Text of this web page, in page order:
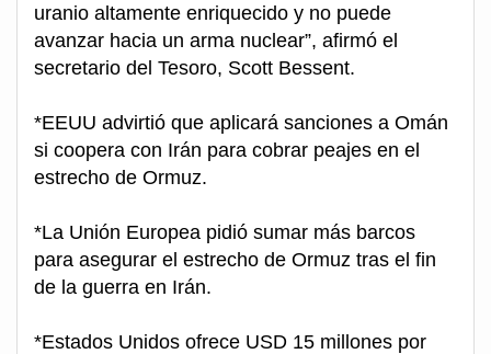
uranio altamente enriquecido y no puede
avanzar hacia un arma nuclear”, afirmó el
secretario del Tesoro, Scott Bessent.
*EEUU advirtió que aplicará sanciones a Omán
si coopera con Irán para cobrar peajes en el
estrecho de Ormuz.
*La Unión Europea pidió sumar más barcos
para asegurar el estrecho de Ormuz tras el fin
de la guerra en Irán.
*Estados Unidos ofrece USD 15 millones por